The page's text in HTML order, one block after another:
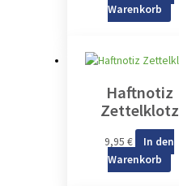
Warenkorb
Haftnotiz
Zettelklotz
9,95 €
In den
Warenkorb